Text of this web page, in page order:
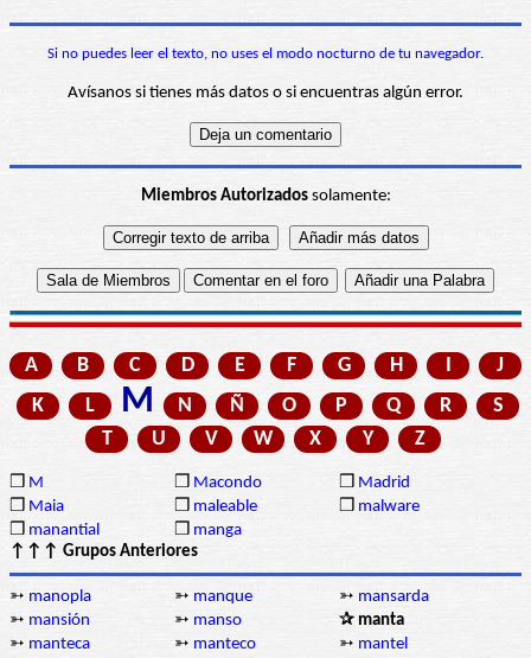
Si no puedes leer el texto, no uses el modo nocturno de tu navegador.
Avísanos si tienes más datos o si encuentras algún error.
Miembros Autorizadossolamente:
A B C D E F G H I
J
K
L M N Ñ O P Q R
S
T
U V W X Y Z
❒ M ❒ Macondo ❒ Madrid
❒ Maia ❒ maleable ❒ malware
❒ manantial ❒ manga
↑↑↑ Grupos Anteriores
➳ manopla ➳ manque ➳ mansarda
➳ mansión ➳ manso
✰ manta
➳ manteca ➳ manteco ➳ mantel